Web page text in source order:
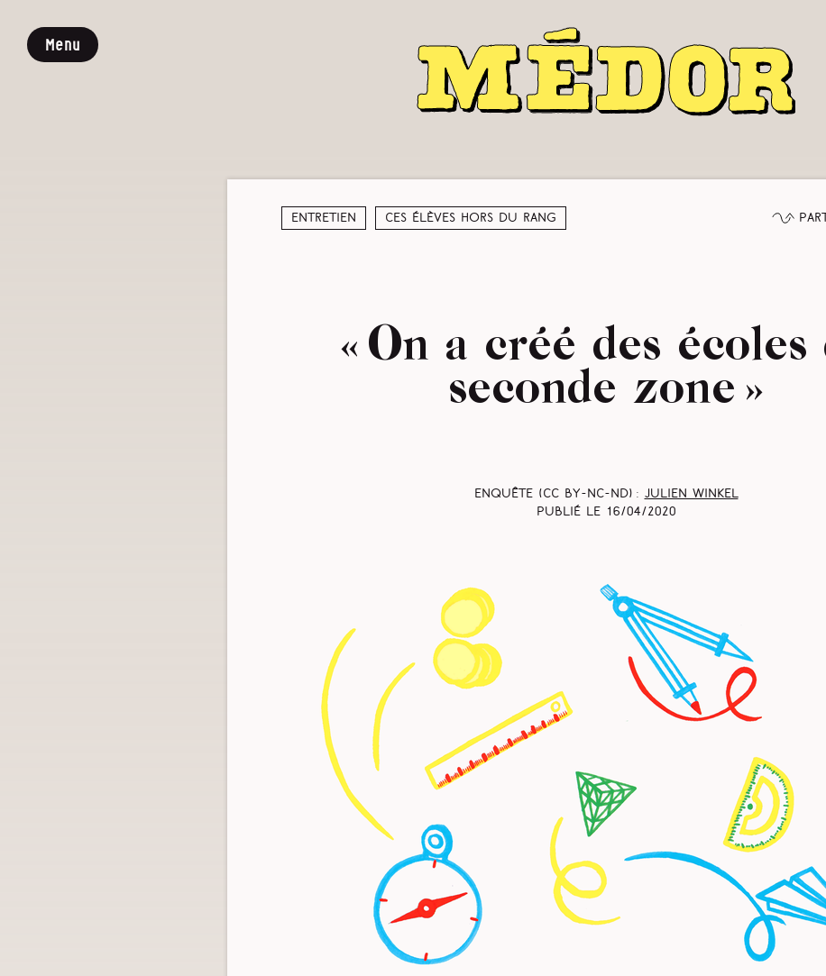
Menu
Entretien Ces élèves hors du rang
« On a créé des écoles
seconde zone »
Enquête (CC BY-NC-ND) : Julien Winkel
Publié le
16/04/2020